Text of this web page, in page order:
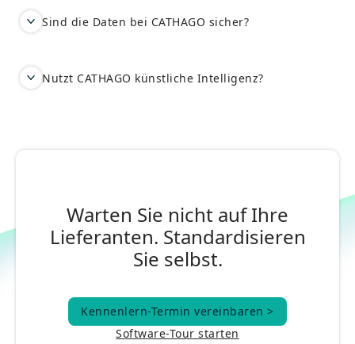
Sind die Daten bei CATHAGO sicher?
Nutzt CATHAGO künstliche Intelligenz?
Warten Sie nicht auf Ihre
Lieferanten. Standardisieren
Sie selbst.
Kennenlern-Termin vereinbaren >
Kennenlern-Termin vereinbaren >
Software-Tour starten